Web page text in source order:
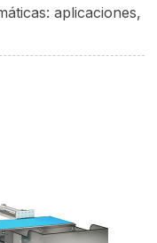
aplicaciones,